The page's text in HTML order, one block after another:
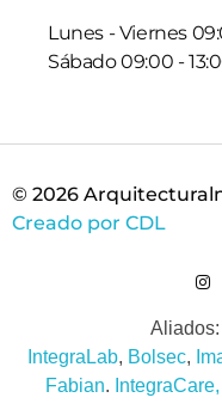
Lunes - Viernes
Sábado 09:00 -
© 2026
Creado por CDL
Aliados:
IntegraLab, Bolsec,
Fabian. IntegraCare,